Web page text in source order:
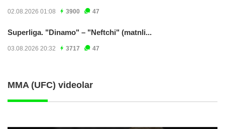
02.08.2026 01:08 3900 47
Superliga. "Dinamo" – "Neftchi" (matnli...
03.08.2026 20:32 3717 47
MMA (UFC) videolar